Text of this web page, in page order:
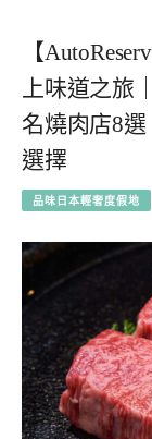
【
上味道之旅
名燒肉店8
選擇
品味日本輕奢度假地